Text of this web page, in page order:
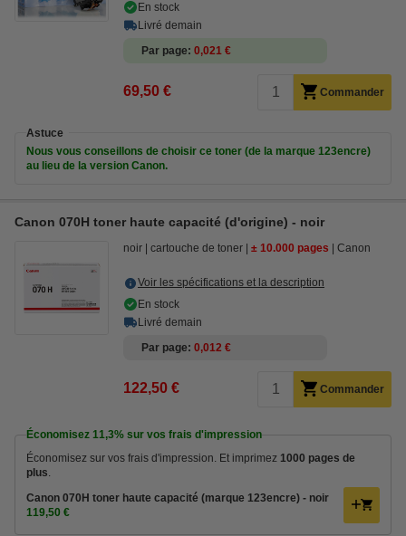
En stock
Livré demain
Par page 0,021 €
69,50 € Commander
Astuce
Nous vous conseillons de choisir ce toner (de la marque 123encre)
au lieu de la version Canon.
Canon 070H toner haute capacité (d'origine) - noir
noir cartouche de toner ± 10.000 pages Canon
Voir les spécifications et la description
En stock
Livré demain
Par page 0,012 €
122,50 € Commander
Économisez 11,3% sur vos frais d'impression
Économisez sur vos frais d'impression. Et imprimez 1000 pages de
plus.
Canon 070H toner haute capacité (marque 123encre) - noir
119,50 €